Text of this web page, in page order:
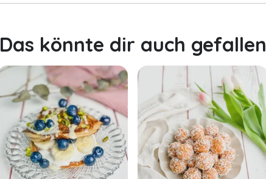
Das könnte dir auch gefallen